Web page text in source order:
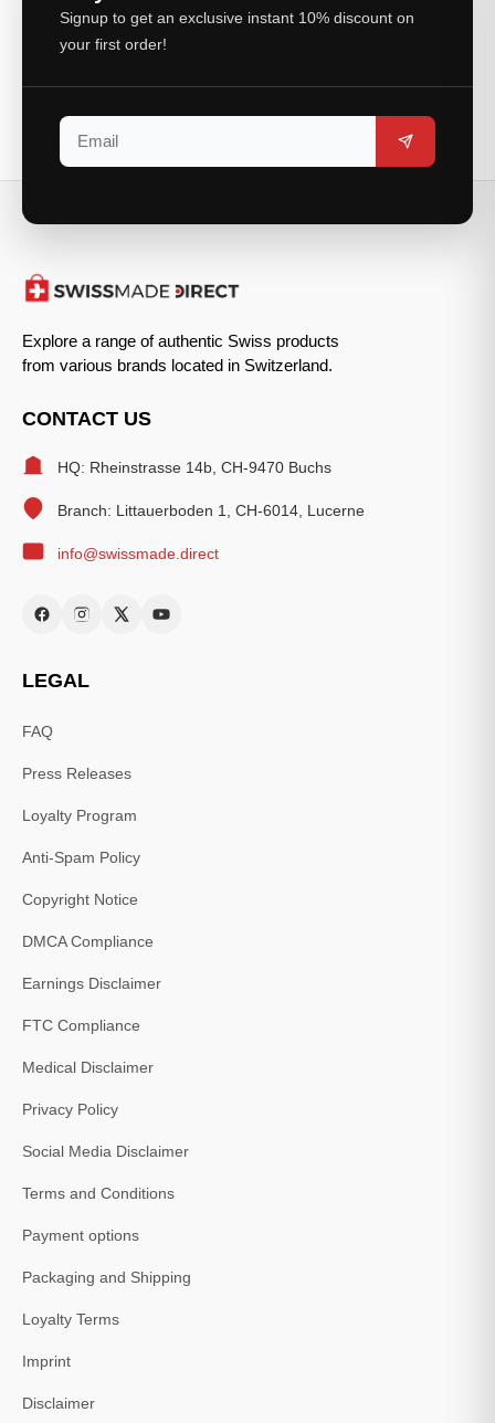
Signup to get an exclusive instant 10% discount on
your first order!
Explore a range of authentic Swiss products
from various brands located in Switzerland.
CONTACT US
HQ: Rheinstrasse 14b, CH-9470 Buchs
Branch: Littauerboden 1, CH-6014, Lucerne
info@swissmade.direct
LEGAL
FAQ
Press Releases
Loyalty Program
Anti-Spam Policy
Copyright Notice
DMCA Compliance
Earnings Disclaimer
FTC Compliance
Medical Disclaimer
Privacy Policy
Social Media Disclaimer
Terms and Conditions
Payment options
Packaging and Shipping
Loyalty Terms
Imprint
Disclaimer